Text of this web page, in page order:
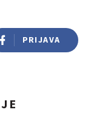
PRIJAVA